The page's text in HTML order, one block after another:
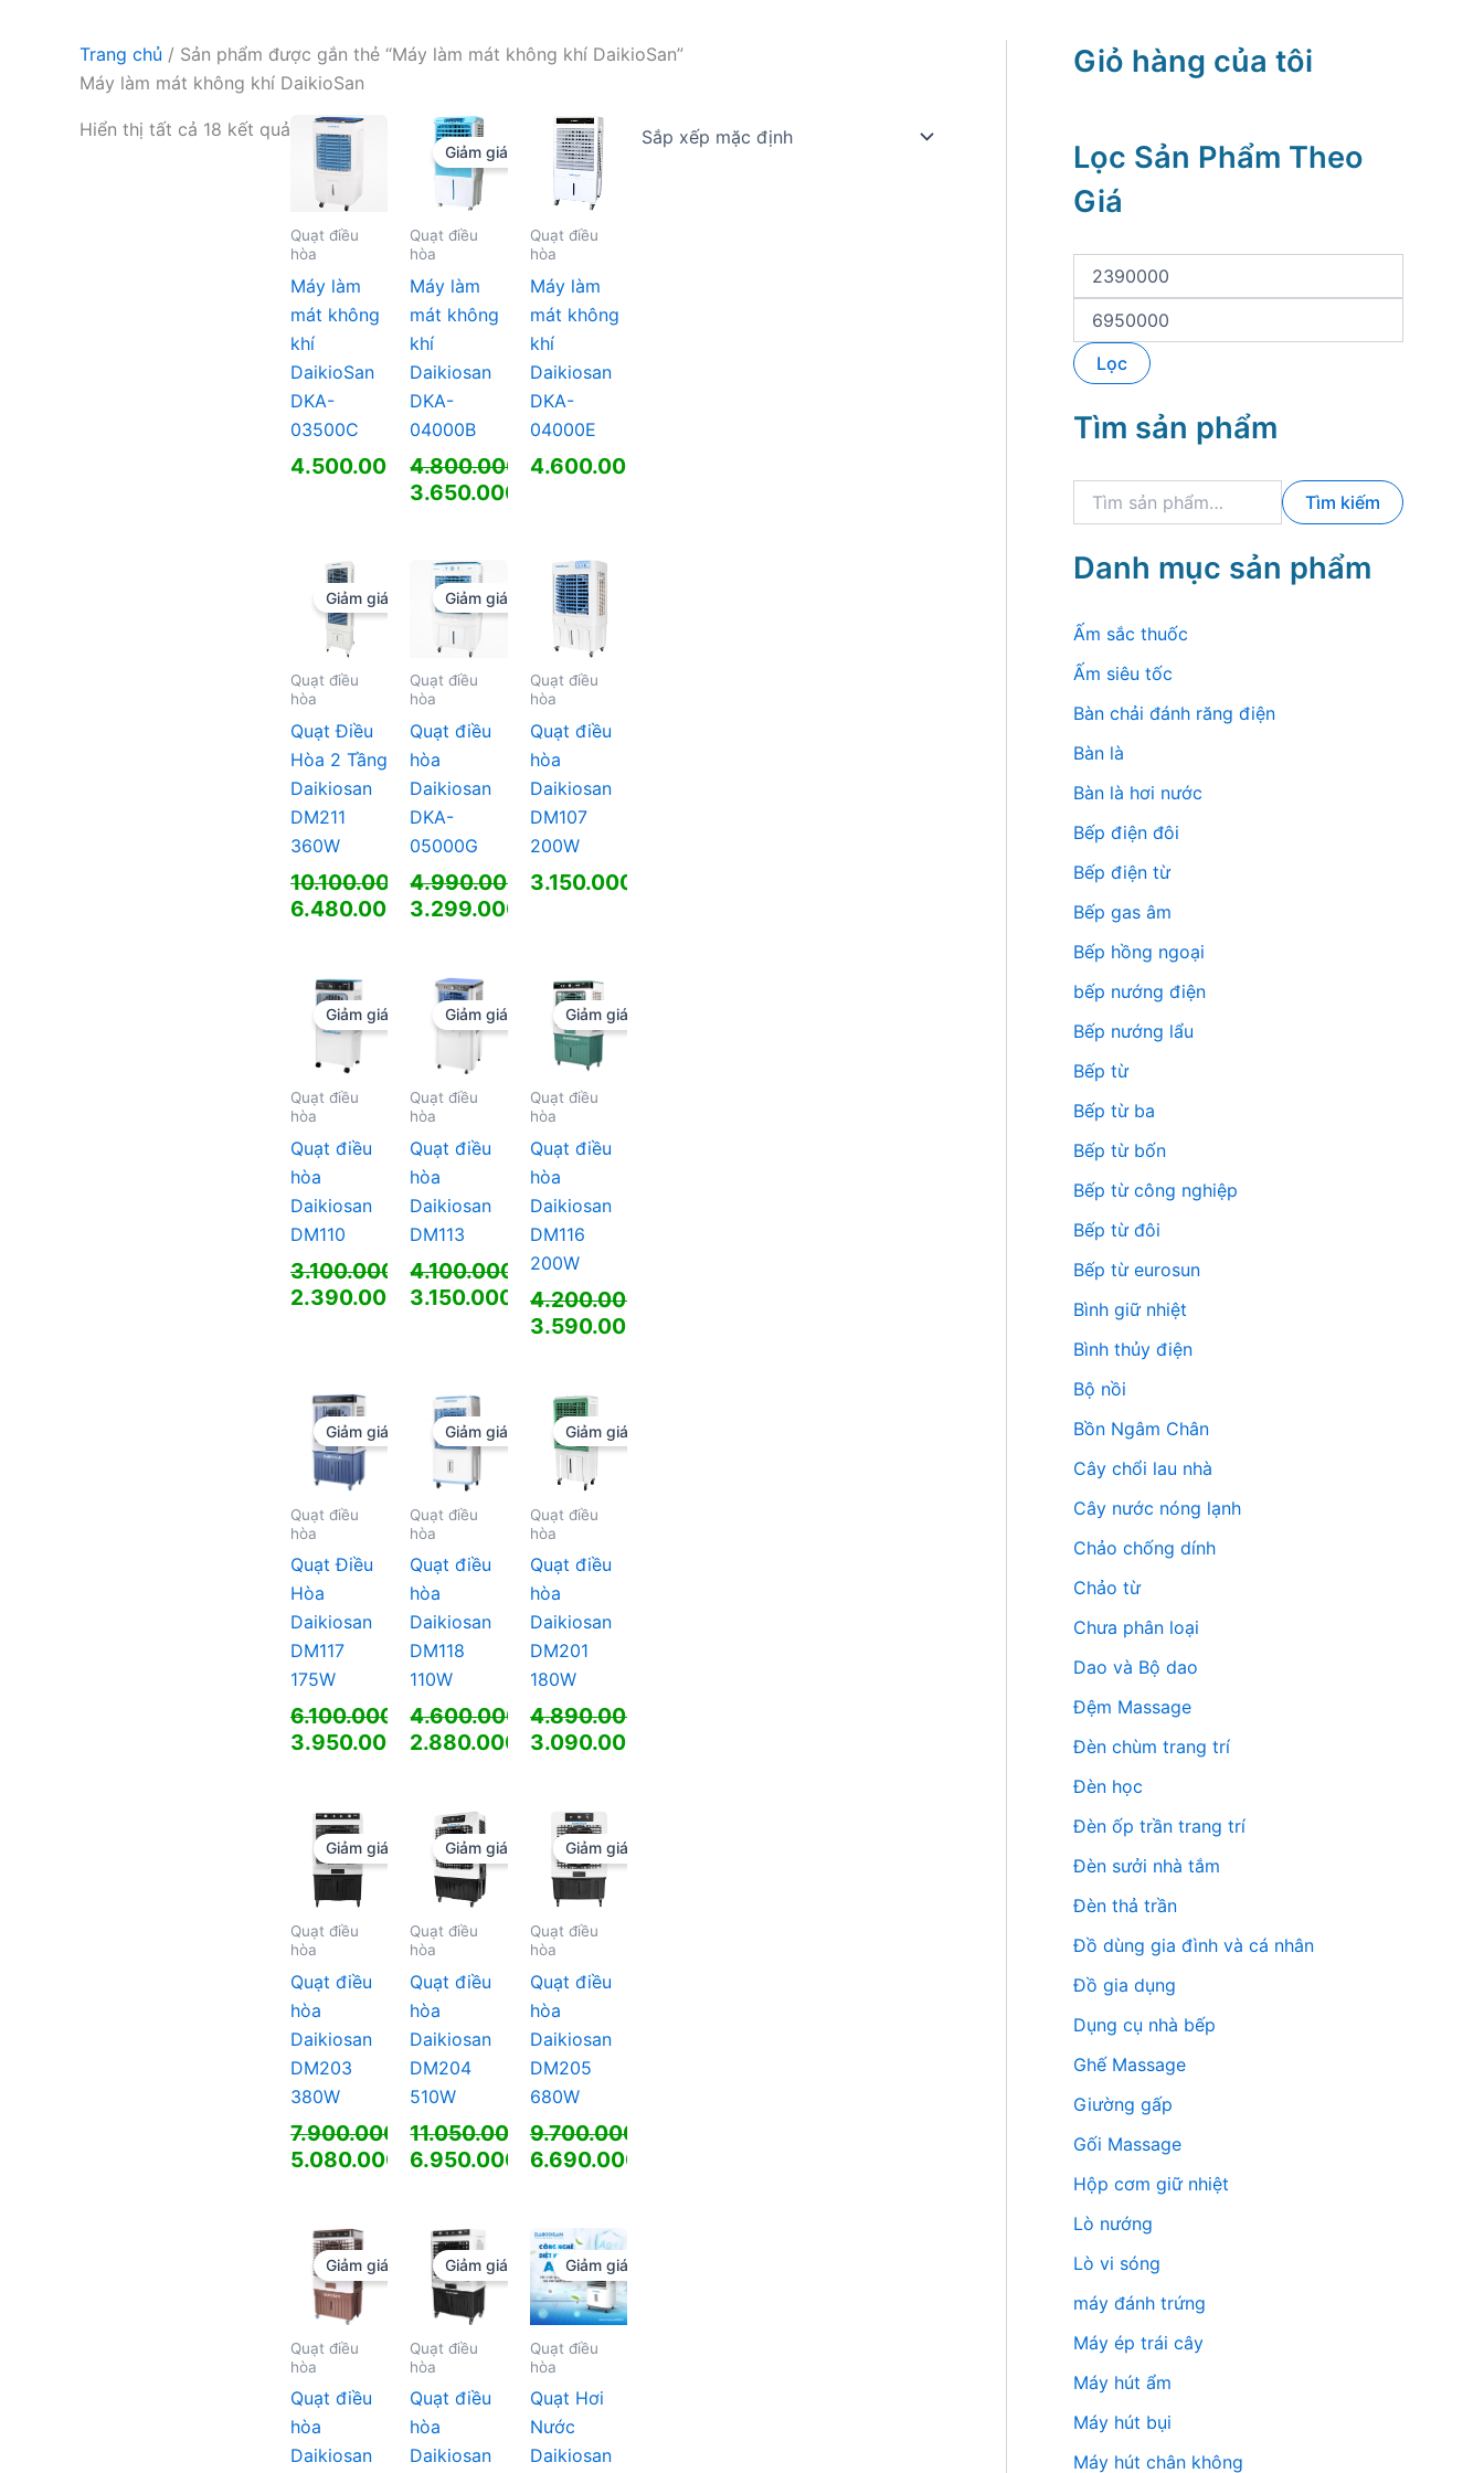
Trang chủ / Sản phẩm được gắn thẻ “Máy làm mát không khí DaikioSan”
Máy làm mát không khí DaikioSan
Hiển thị tất cả 18 kết quả
Quạt điều
hòa
Máy làm
mát không
khí
DaikioSan
DKA-
03500C
4.500.000 ₫
Giảm giá!
Quạt điều
hòa
Máy làm
mát không
khí
Daikiosan
DKA-
04000B
4.800.000
₫
Giá
4.800.000 ₫.
3.650.000
tại
3.650.000 ₫.
Quạt điều
hòa
Máy làm
mát không
khí
Daikiosan
DKA-
04000E
4.600.000
Giảm giá!
Quạt điều
hòa
Quạt Điều
Hòa 2 Tầng
Daikiosan
DM211
360W
10.100.000 ₫
Giá
10.100.000 ₫.
6.480.000
₫
6.480.000 ₫.
Giảm giá!
Quạt điều
hòa
Quạt điều
hòa
Daikiosan
DKA-
05000G
4.990.000
₫
Giá
4.990.000 ₫.
3.299.000
3.299.000 ₫.
Quạt điều
hòa
Quạt điều
hòa
Daikiosan
DM107
200W
3.150.000
Giảm giá!
Quạt điều
hòa
Quạt điều
hòa
Daikiosan
DM110
3.100.000
₫
Giá
2.390.000
₫
là:
2.390.000 ₫.
Giảm giá!
Quạt điều
hòa
Quạt điều
hòa
Daikiosan
DM113
4.100.000
₫
Giá
3.150.000
₫
3.150.000 ₫.
Giảm giá!
Quạt điều
hòa
Quạt điều
hòa
Daikiosan
DM116
200W
4.200.000
Giá
4.200.000 ₫.
3.590.000
tại
3.590.000 ₫.
Giảm giá!
Quạt điều
hòa
Quạt Điều
Hòa
Daikiosan
DM117
175W
6.100.000
₫
Giá
6.100.000 ₫.
3.950.000
₫
tại
3.950.000 ₫.
Giảm giá!
Quạt điều
hòa
Quạt điều
hòa
Daikiosan
DM118
110W
4.600.000
₫
Giá
4.600.000 ₫.
2.880.000
₫
2.880.000 ₫.
Giảm giá!
Quạt điều
hòa
Quạt điều
hòa
Daikiosan
DM201
180W
4.890.000
Giá
4.890.000 ₫.
3.090.000
3.090.000 ₫.
Giảm giá!
Quạt điều
hòa
Quạt điều
hòa
Daikiosan
DM203
380W
7.900.000
₫
Giá
7.900.000 ₫.
5.080.000
₫
tại
là:
5.080.000 ₫.
Giảm giá!
Quạt điều
hòa
Quạt điều
hòa
Daikiosan
DM204
510W
11.050.000 ₫
Giá
11.050.000 ₫.
6.950.000
₫
tại
là:
6.950.000 ₫.
Giảm giá!
Quạt điều
hòa
Quạt điều
hòa
Daikiosan
DM205
680W
9.700.000
Giá
9.700.000 ₫.
6.690.000
tại
là:
6.690.000 ₫.
Giảm giá!
Quạt điều
hòa
Quạt điều
hòa
Daikiosan
Giảm giá!
Quạt điều
hòa
Quạt điều
hòa
Daikiosan
Giảm giá!
Quạt điều
hòa
Quạt Hơi
Nước
Daikiosan
Giỏ hàng của tôi
Lọc Sản Phẩm Theo
Giá
ố
i
h
u
á
t
i
đ
Lọc
Tìm sản phẩm
k
m
:
Tìm kiếm
Danh mục sản phẩm
Ấm sắc thuốc
Ấm siêu tốc
Bàn chải đánh răng điện
Bàn là
Bàn là hơi nước
Bếp điện đôi
Bếp điện từ
Bếp gas âm
Bếp hồng ngoại
bếp nướng điện
Bếp nướng lẩu
Bếp từ
Bếp từ ba
Bếp từ bốn
Bếp từ công nghiệp
Bếp từ đôi
Bếp từ eurosun
Bình giữ nhiệt
Bình thủy điện
Bộ nồi
Bồn Ngâm Chân
Cây chổi lau nhà
Cây nước nóng lạnh
Chảo chống dính
Chảo từ
Chưa phân loại
Dao và Bộ dao
Đệm Massage
Đèn chùm trang trí
Đèn học
Đèn ốp trần trang trí
Đèn sưởi nhà tắm
Đèn thả trần
Đồ dùng gia đình và cá nhân
Đồ gia dụng
Dụng cụ nhà bếp
Ghế Massage
Giường gấp
Gối Massage
Hộp cơm giữ nhiệt
Lò nướng
Lò vi sóng
máy đánh trứng
Máy ép trái cây
Máy hút ẩm
Máy hút bụi
Máy hút chân không